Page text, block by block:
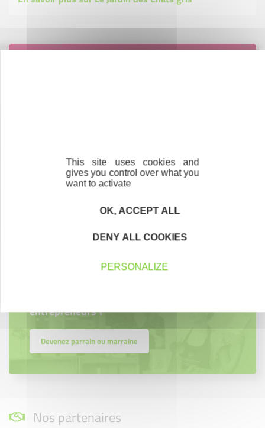
Créateurs, repreneurs, vos interlocuteurs en
entrepreneurs ?
Devenez parrain ou marraine
Nos partenaires
This site uses cookies and
gives you control over what you
want to activate
OK, ACCEPT ALL
DENY ALL COOKIES
PERSONALIZE